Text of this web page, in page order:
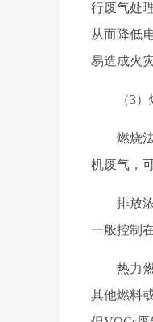
行废气处
从而降低
易造成火
（3
燃烧
机废气，
排放
一般控制
热力
其他燃料